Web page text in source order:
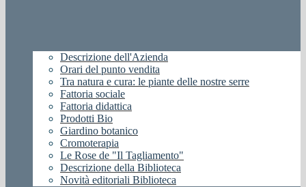
Descrizione dell'Azienda
Orari del punto vendita
Tra natura e cura: le piante delle nostre serre
Fattoria sociale
Fattoria didattica
Prodotti Bio
Giardino botanico
Cromoterapia
Le Rose de "Il Tagliamento"
Descrizione della Biblioteca
Novità editoriali Biblioteca